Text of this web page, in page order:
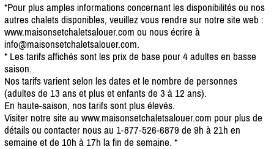
*Pour plus amples informations concernant les disponibilités ou nos
autres chalets disponibles, veuillez vous rendre sur notre site web :
www.maisonsetchaletsalouer.com ou nous écrire à
info@maisonsetchaletsalouer.com.
* Les tarifs affichés sont les prix de base pour 4 adultes en basse
saison.
Nos tarifs varient selon les dates et le nombre de personnes
(adultes de 13 ans et plus et enfants de 3 à 12 ans).
En haute-saison, nos tarifs sont plus élevés.
Visiter notre site au www.maisonsetchaletsalouer.com pour plus de
détails ou contacter nous au 1-877-526-6879 de 9h à 21h en
semaine et de 10h à 17h la fin de semaine. *